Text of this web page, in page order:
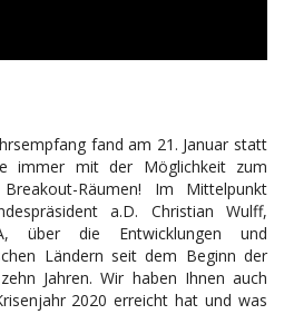
fand am 21. Januar statt
immer mit der Möglichkeit zum
Räumen! Im Mittelpunkt
a.D. Christian Wulff,
über die Entwicklungen und
Ländern seit dem Beginn der
Jahren. Wir haben Ihnen auch
2020 erreicht hat und was